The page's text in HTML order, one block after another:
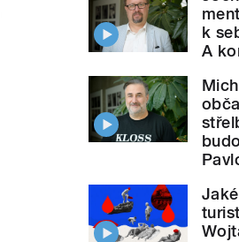
k
A